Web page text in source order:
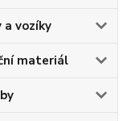
vozíky
materiál